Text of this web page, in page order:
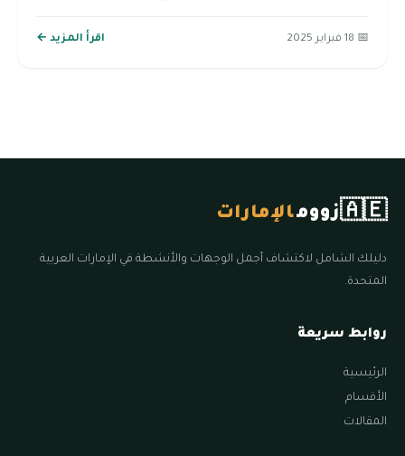
📅 18 فبراير 2025 اقرأ المزيد ←
🇦🇪زوومالإمارات
دليلك الشامل لاكتشاف أجمل الوجهات والأنشطة في الإمارات العربية
المتحدة.
روابط سريعة
الرئيسية
الأقسام
المقالات